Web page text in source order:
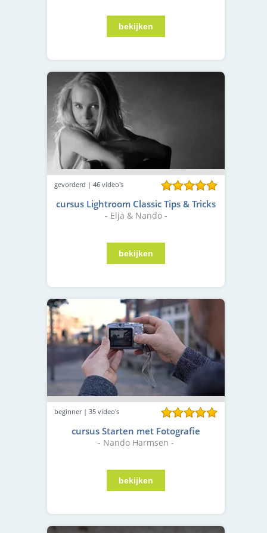
gevorderd | 46 video's
cursus Lightroom Classic Tips & Tricks
- Elja & Nando -
beginner | 35 video's
cursus Starten met Fotografie
- Nando Harmsen -